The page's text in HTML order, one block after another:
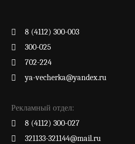
8 (4112) 300-003
300-025
702-224
ya-vecherka@yandex.ru
Рекламный отдел:
8 (4112) 300-027
321133-321144@mail.ru